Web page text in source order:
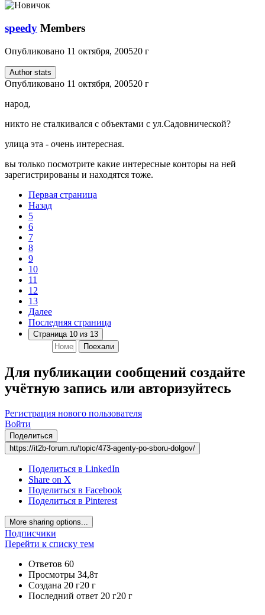
speedy Members
Опубликовано 11 октября, 200520 г
Author stats
Опубликовано 11 октября, 200520 г
народ,
никто не сталкивался с объектами с ул.Садовнической?
улица эта - очень интересная.
вы только посмотрите какие интересные конторы на ней
зарегистрированы и находятся тоже.
Первая страница
Назад
5
6
7
8
9
10
11
12
13
Далее
Последняя страница
Страница 10 из 13
Поехали
Для публикации сообщений создайте
учётную запись или авторизуйтесь
Регистрация нового пользователя
Войти
Поделиться
https://it2b-forum.ru/topic/473-agenty-po-sboru-dolgov/
Поделиться в LinkedIn
Share on X
Поделиться в Facebook
Поделиться в Pinterest
More sharing options...
Подписчики
Перейти к списку тем
Ответов 60
Просмотры 34,8т
Создана 20 г20 г
Последний ответ 20 г20 г